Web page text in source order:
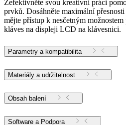
Zefektivněte svou kreativní práci
prvků. Dosáhněte maximální
mějte přístup k nesčetným
kláves na displeji LCD na klávesnici.
Parametry a kompatibilita
Materiály a udržitelnost
Obsah balení
Software a Podpora